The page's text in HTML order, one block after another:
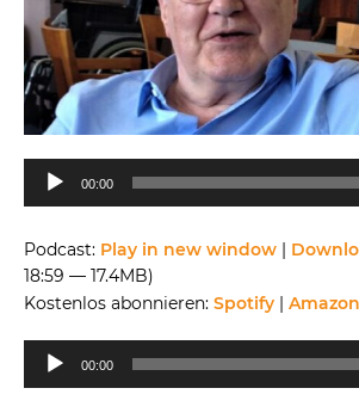
Audio-
Player
00:00
Podcast: Play in new window |
18:59 — 17.4MB)
Kostenlos abonnieren: Spotify |
Audio-
Player
00:00